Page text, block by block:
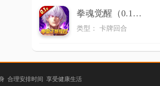
拳魂觉醒（0.1折拳皇正版授权）
类型： 卡牌回合
合理安排时间 享受健康生活